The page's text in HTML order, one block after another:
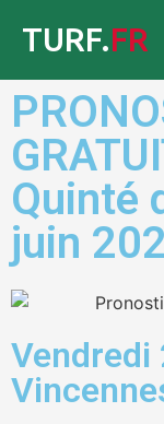
TURF.FR
Quinté
juin
Vendredi